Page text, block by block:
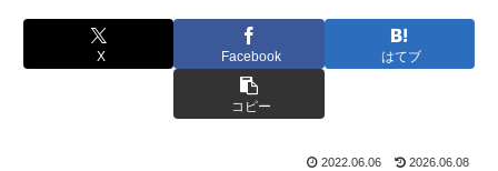
X Facebook はてブ
コピー
2022.06.06 2026.06.08